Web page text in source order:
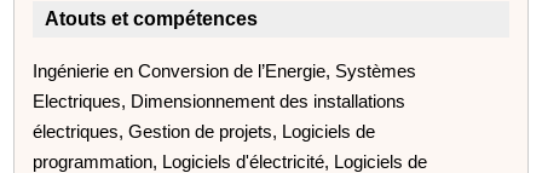
Atouts et compétences
Ingénierie en Conversion de l’Energie, Systèmes
Electriques, Dimensionnement des installations
électriques, Gestion de projets, Logiciels de
programmation, Logiciels d'électricité, Logiciels de